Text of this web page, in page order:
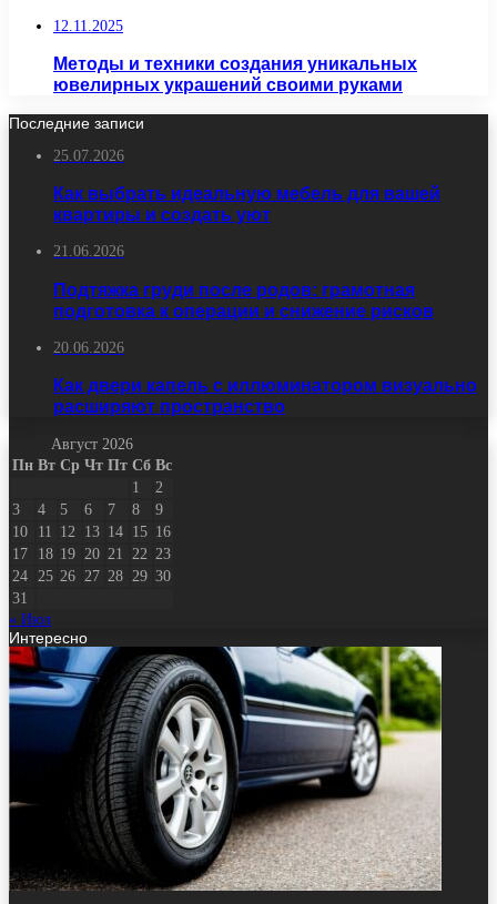
12.11.2025
Методы и техники создания уникальных
ювелирных украшений своими руками
Последние записи
25.07.2026
Как выбрать идеальную мебель для вашей
квартиры и создать уют
21.06.2026
Подтяжка груди после родов: грамотная
подготовка к операции и снижение рисков
20.06.2026
Как двери капель с иллюминатором визуально
расширяют пространство
Август 2026
Пн Вт Ср Чт Пт Сб Вс
1
2
3
4 5 6 7 8
9
10
11 12 13 14 15 16
17
18 19 20 21 22 23
24
25 26 27 28 29 30
31
« Июл
Интересно